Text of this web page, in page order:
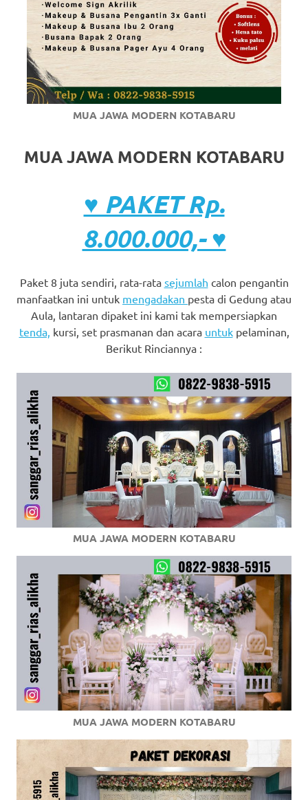
MUA JAWA MODERN KOTABARU
MUA JAWA MODERN KOTABARU
♥ PAKET Rp.
8.000.000,- ♥
Paket 8 juta sendiri, rata-rata sejumlah calon pengantin
manfaatkan ini untuk mengadakan pesta di Gedung atau
Aula, lantaran dipaket ini kami tak mempersiapkan
tenda, kursi, set prasmanan dan acara untukpelaminan,
Berikut Rinciannya :
MUA JAWA MODERN KOTABARU
MUA JAWA MODERN KOTABARU